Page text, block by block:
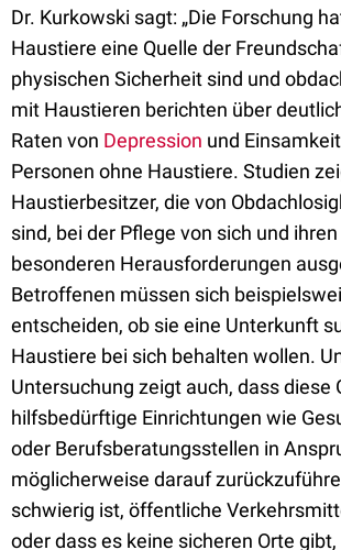
Dr. Kurkowski sagt: „Die Forschung
Haustiere eine Quelle der
physischen Sicherheit sind und
mit Haustieren berichten über
Raten von Depression und
Personen ohne Haustiere. Studien
Haustierbesitzer, die von
sind, bei der Pflege von sich und
besonderen Herausforderungen
Betroffenen müssen sich
entscheiden, ob sie eine Unterkunft
Haustiere bei sich behalten wollen.
Untersuchung zeigt auch, dass diese
hilfsbedürftige Einrichtungen wie
oder Berufsberatungsstellen in
möglicherweise darauf
schwierig ist, öffentliche
oder dass es keine sicheren Orte